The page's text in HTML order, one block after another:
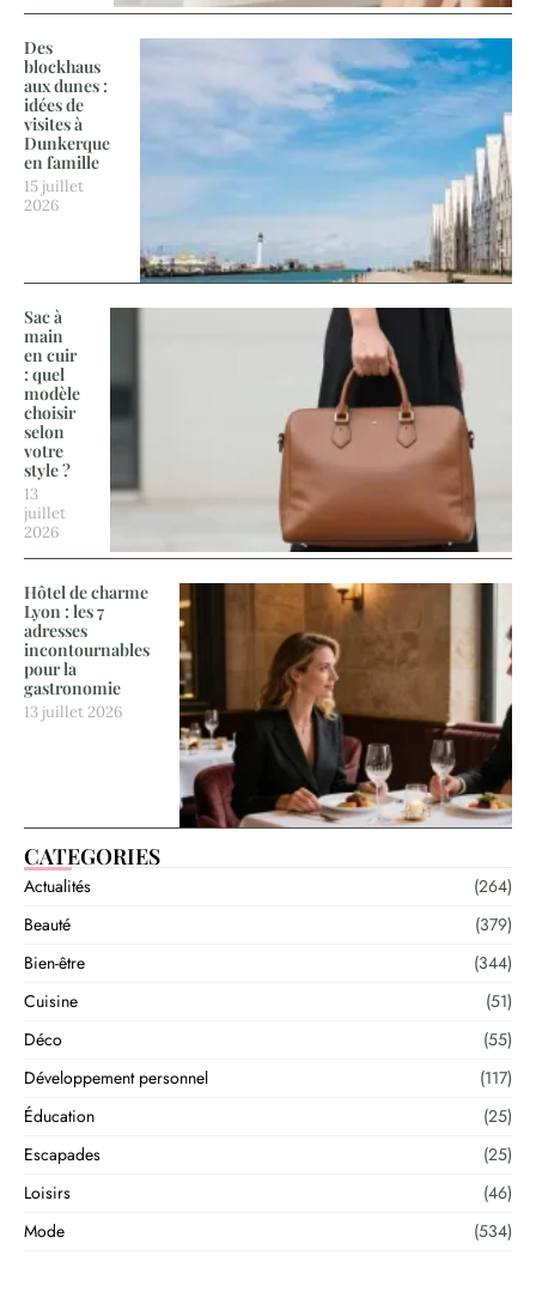
Des
blockhaus
aux dunes :
idées de
visites à
Dunkerque
en famille
15 juillet
2026
Sac à
main
en cuir
: quel
modèle
choisir
selon
votre
style ?
13
juillet
2026
Hôtel de charme
Lyon : les 7
adresses
incontournables
pour la
gastronomie
13 juillet 2026
CATEGORIES
Actualités
(264)
Beauté
(379)
Bien-être
(344)
Cuisine
(51)
Déco
(55)
Développement personnel
(117)
Éducation
(25)
Escapades
(25)
Loisirs
(46)
Mode
(534)